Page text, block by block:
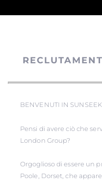
BENVENUTI IN
Pensi di avere ciò che
London Group?
Orgoglioso di essere un
Poole, Dorset, che